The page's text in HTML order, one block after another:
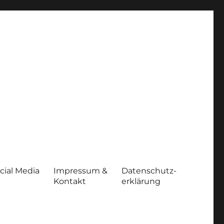
Media
Impressum &
Kontakt
Datenschutz-
erklärung